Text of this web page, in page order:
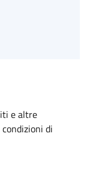
e altre
di